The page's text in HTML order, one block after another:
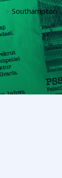
> Southampton